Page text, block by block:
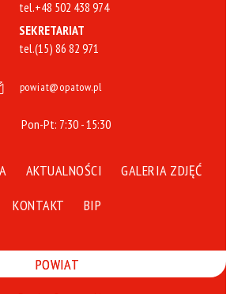
tel.+48 502 438 974
SEKRETARIAT
tel.(15) 86 82 971
powiat@opatow.pl
Pon-Pt: 7:30 - 15:30
AKTUALNOŚCI
GALERIA ZDJĘĆ
KONTAKT
BIP
POWIAT